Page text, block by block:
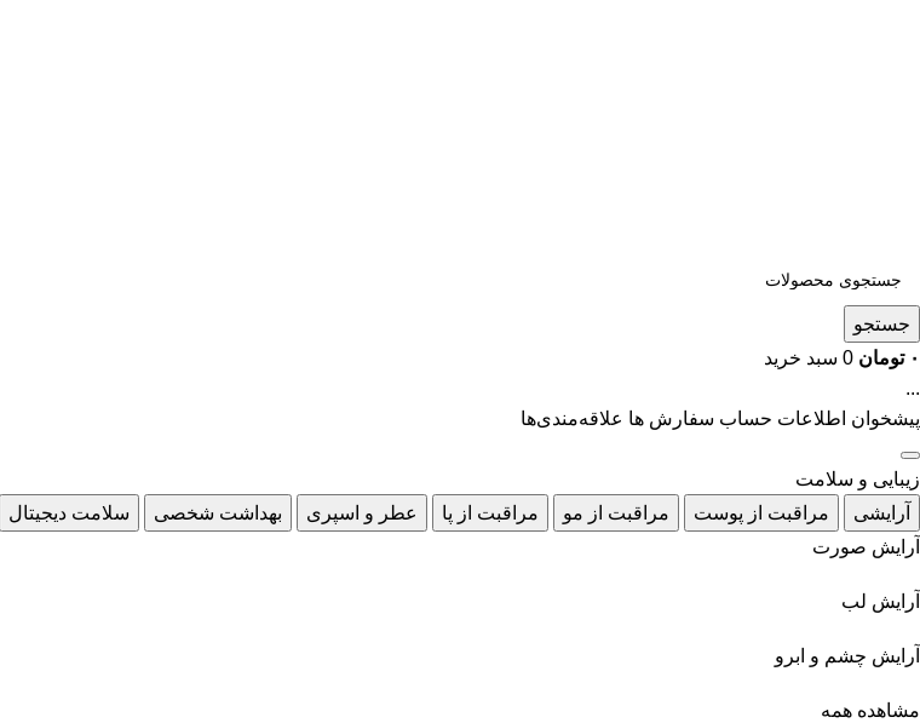
جستجو
۰ تومان 0 سبد خرید
...
پیشخوان اطلاعات حساب سفارش ها علاقه‌مندی‌ها
زیبایی و سلامت
آرایشی
مراقبت از پوست مراقبت از مو مراقبت از پا عطر و اسپری بهداشت شخصی
سلامت دیجیتال
آرایش صورت
آرایش لب
آرایش چشم و ابرو
مشاهده همه